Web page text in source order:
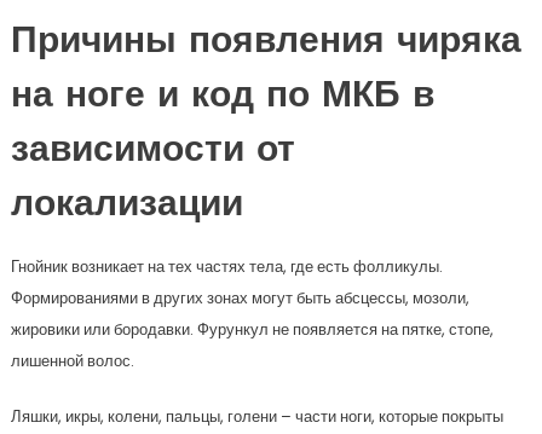
Причины появления чиряка
на ноге и код по МКБ в
зависимости от
локализации
Гнойник возникает на тех частях тела, где есть фолликулы.
Формированиями в других зонах могут быть абсцессы, мозоли,
жировики или бородавки. Фурункул не появляется на пятке, стопе,
лишенной волос.
Ляшки, икры, колени, пальцы, голени – части ноги, которые покрыты